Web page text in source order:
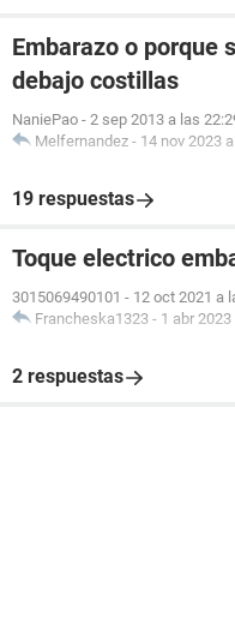
Embarazo o porque
debajo costillas
NaniePao - 2 sep 2013 a las
Melfernandez - 14 nov 2023
19 respuestas
Toque electrico
3015069490101 - 12 oct 2021 a
Francheska1323 - 1 abr
2 respuestas